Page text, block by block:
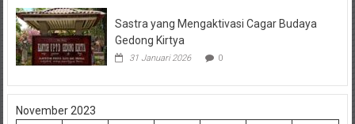
Sastra yang Mengaktivasi Cagar Budaya
Gedong Kirtya
31 Januari 2026 0
November 2023